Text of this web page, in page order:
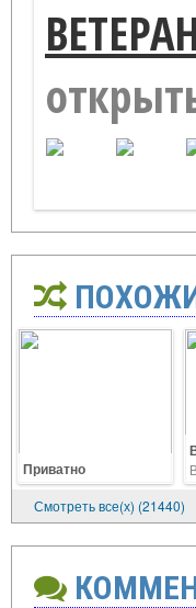
Приватно
Смотреть все(х) (21440)